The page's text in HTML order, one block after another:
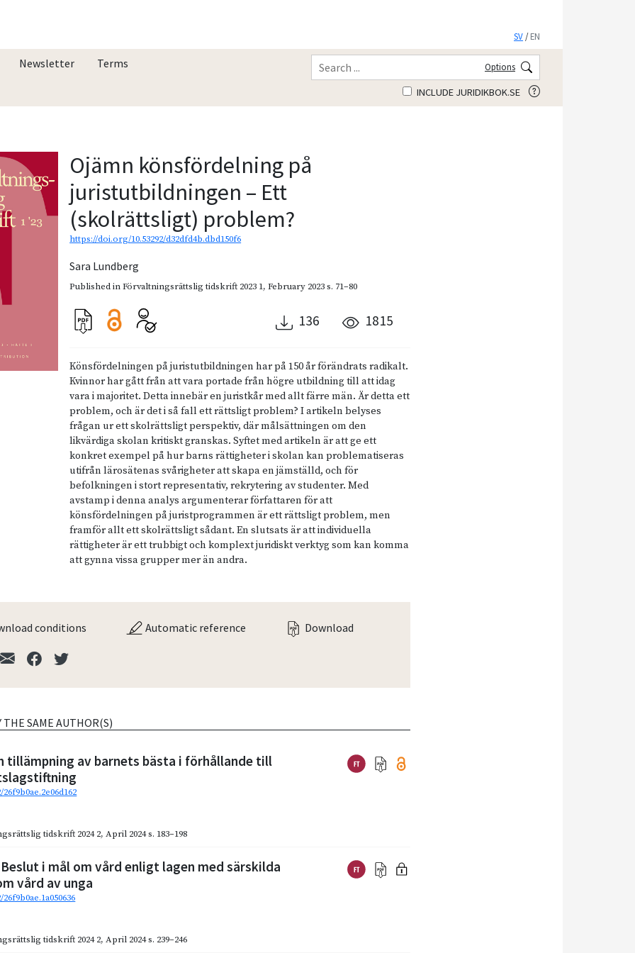
SV /EN
Newsletter Terms Options
INCLUDE JURIDIKBOK.SE
Ojämn könsfördelning på
juristutbildningen – Ett
(skolrättsligt) problem?
https://doi.org/10.53292/d32dfd4b.dbd150f6
Sara Lundberg
Published inFörvaltningsrättslig tidskrift 2023 1,February 2023s. 71–80
136 1815
Könsfördelningen på juristutbildningen har på 150 år förändrats radikalt.
Kvinnor har gått från att vara portade från högre utbildning till att idag
vara i majoritet. Detta innebär en juristkår med allt färre män. Är detta ett
problem, och är det i så fall ett rättsligt problem? I artikeln belyses
frågan ur ett skolrättsligt perspektiv, där målsättningen om den
likvärdiga skolan kritiskt granskas. Syftet med artikeln är att ge ett
konkret exempel på hur barns rättigheter i skolan kan problematiseras
utifrån lärosätenas svårigheter att skapa en jämställd, och för
befolkningen i stort representativ, rekrytering av studenter. Med
avstamp i denna analys argumenterar författaren för att
könsfördelningen på juristprogrammen är ett rättsligt problem, men
framför allt ett skolrättsligt sådant. En slutsats är att individuella
rättigheter är ett trubbigt och komplext juridiskt verktyg som kan komma
att gynna vissa grupper mer än andra.
conditions Automatic reference Download
THE SAME AUTHOR(S)
tillämpning av barnets bästa i förhållande till
tidskrift 2024 2,April 2024s. 183–198
Beslut i mål om vård enligt lagen med särskilda
vård av unga
tidskrift 2024 2,April 2024s. 239–246